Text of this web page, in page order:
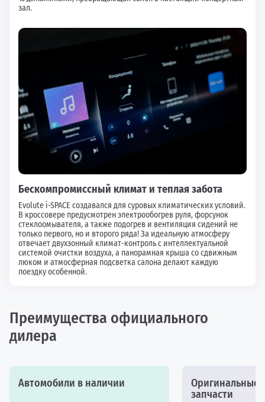
зал.
Бескомпромиссный климат и теплая забота
Evolute i-SPACE создавался для суровых климатических условий.
В кроссовере предусмотрен электрообогрев руля, форсунок
стеклоомывателя, а также подогрев и вентиляция сидений не
только первого, но и второго ряда! За идеальную атмосферу
отвечает двухзонный климат-контроль с интеллектуальной
системой очистки воздуха, а панорамная крыша со сдвижным
люком и атмосферная подсветка салона делают каждую
поездку особенной.
Преимущества официального
дилера
Автомобили в наличии
Оригинальные
запчасти